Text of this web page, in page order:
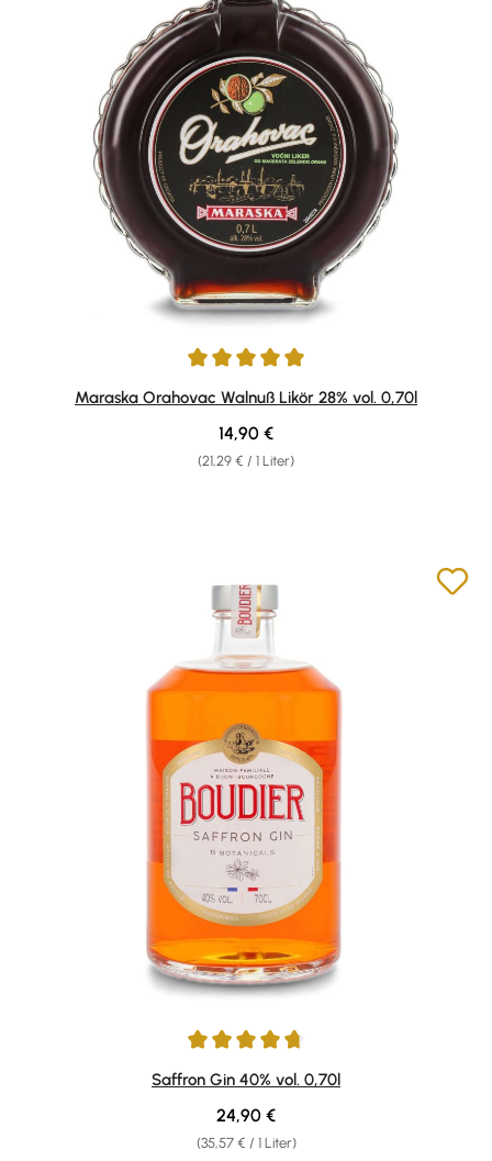
Durchschnittliche Bewertung von 5 von 5 Sternen
Maraska Orahovac Walnuß Likör 28% vol. 0,70l
(21,29 € / 1 Liter)
Regulärer Preis:
14,90 €
Durchschnittliche Bewertung von 4.69 von 5 Sternen
Saffron Gin 40% vol. 0,70l
(35,57 € / 1 Liter)
Regulärer Preis:
24,90 €